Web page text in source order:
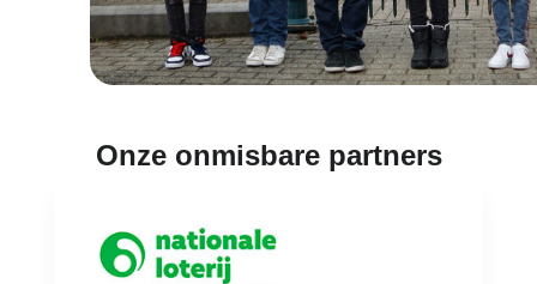
Onze onmisbare partners